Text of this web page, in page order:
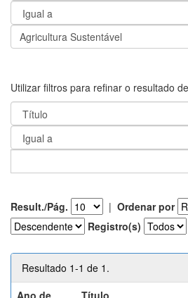
Utilizar filtros para refinar o resultado
Result./Pág. | Ordenar por
Registro(s)
Resultado 1-1 de 1.
Ano de
Título